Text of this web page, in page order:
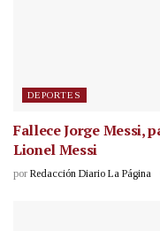
DEPORTES
Fallece Jorge Messi,
Lionel Messi
por Redacción Diario La Página